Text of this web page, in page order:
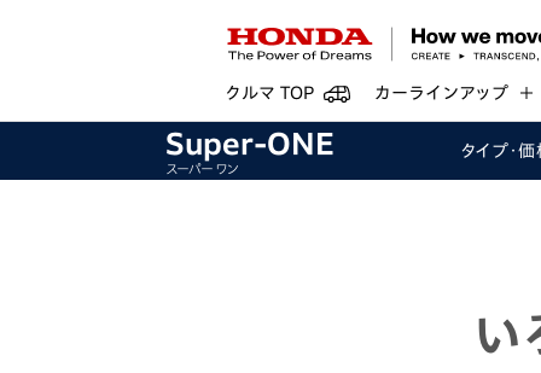
クルマ TOP カーラインアップ
Super-ONE
スーパー ワン
タイプ・価
い